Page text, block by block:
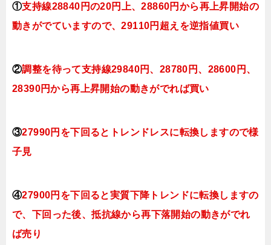
①支持線28840円の20円上、28860円から再上昇開始の
動きがでていますので、29110円超えを逆指値買い
②調整を待って支持線29840円、28780円、28600円、
28390円から再上昇開始の動きがでれば買い
③27990円を下回るとトレンドレスに転換しますので様
子見
④27900円を下回ると実質下降トレンドに転換しますの
で、下回った後、抵抗線から再下落開始の動きがでれ
ば売り